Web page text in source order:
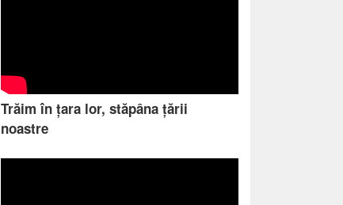
Trăim în țara lor, stăpâna țării
noastre